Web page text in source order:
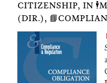
CITIZENSHIP, IN
(DIR.),